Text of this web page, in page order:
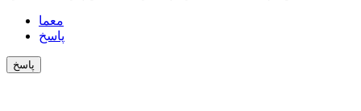
معما
پاسخ